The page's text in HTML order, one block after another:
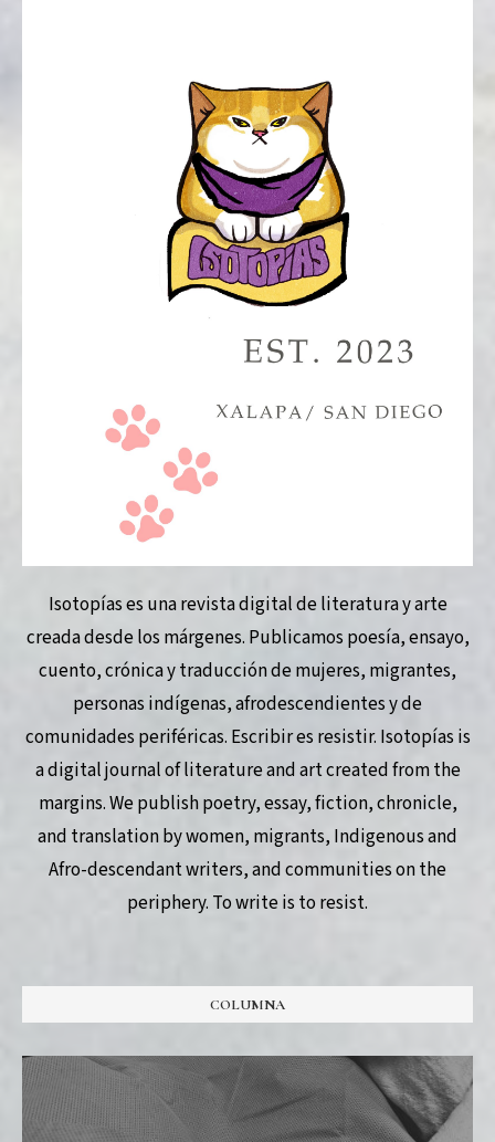
Isotopías es una revista digital de literatura y arte
creada desde los márgenes. Publicamos poesía, ensayo,
cuento, crónica y traducción de mujeres, migrantes,
personas indígenas, afrodescendientes y de
comunidades periféricas. Escribir es resistir. Isotopías is
a digital journal of literature and art created from the
margins. We publish poetry, essay, fiction, chronicle,
and translation by women, migrants, Indigenous and
Afro-descendant writers, and communities on the
periphery. To write is to resist.
COLUMNA